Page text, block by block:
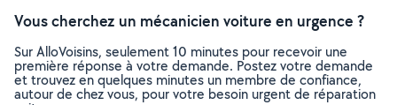
Vous cherchez un mécanicien voiture en urgence ?
Sur AlloVoisins, seulement 10 minutes pour recevoir une
première réponse à votre demande. Postez votre demande
et trouvez en quelques minutes un membre de confiance,
autour de chez vous, pour votre besoin urgent de réparation